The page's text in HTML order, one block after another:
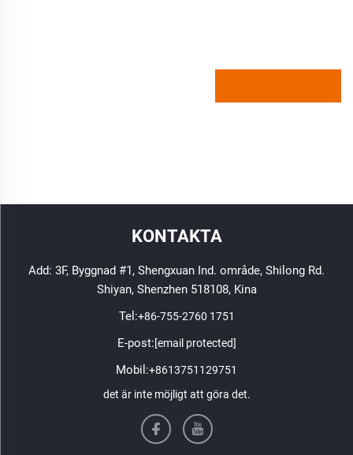
KONTAKTA
Add: 3F, Byggnad #1, Shengxuan Ind. område, Shilong Rd.
Shiyan, Shenzhen 518108, Kina
Tel:+86-755-2760 1751
E-post:[email protected]
Mobil:+8613751129751
det är inte möjligt att göra det.